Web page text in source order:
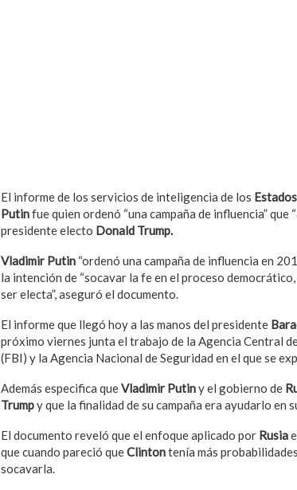
El informe de los servicios de inteligencia de los
Putinfue quien ordenó “una campaña de influencia”
presidente electo Donald Trump.
Vladimir Putin “ordenó una campaña de influencia en
la intención de “socavar la fe en el proceso
ser electa”, aseguró el documento.
El informe que llegó hoy a las manos del presidente
próximo viernes junta el trabajo de la Agencia Central
(FBI) y la Agencia Nacional de Seguridad en el que se
Además especifica queVladimir Putiny el gobierno de
Trumpy que la finalidad de su campaña era ayudarlo en
El documento reveló que el enfoque aplicado por Rusia
que cuando pareció queClintontenía más
socavarla.